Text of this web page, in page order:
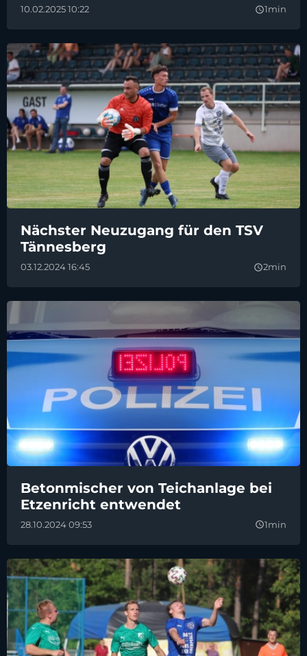
10.02.2025 10:22 query_builder1min
Nächster Neuzugang für den TSV
Tännesberg
03.12.2024 16:45 query_builder2min
Betonmischer von Teichanlage bei
Etzenricht entwendet
28.10.2024 09:53 query_builder1min